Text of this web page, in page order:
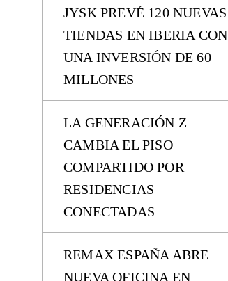
JYSK PREVÉ 120 NUEVAS
TIENDAS EN IBERIA CON
UNA INVERSIÓN DE 60
MILLONES
LA GENERACIÓN Z
CAMBIA EL PISO
COMPARTIDO POR
RESIDENCIAS
CONECTADAS
REMAX ESPAÑA ABRE
NUEVA OFICINA EN